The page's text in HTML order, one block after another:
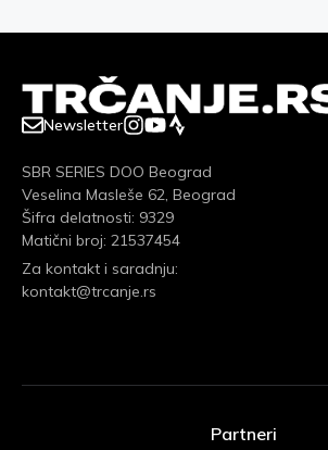
Newsletter
SBR SERIES DOO Beograd
Veselina Masleše 62, Beograd
Šifra delatnosti: 9329
Matični broj: 21537454
Za kontakt i saradnju:
kontakt@trcanje.rs
Partneri